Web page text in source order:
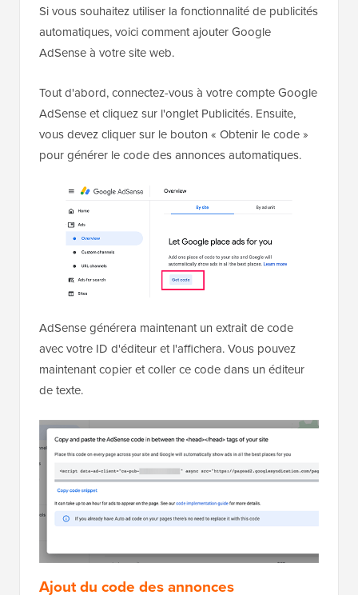
Si vous souhaitez utiliser la fonctionnalité de publicités
automatiques, voici comment ajouter Google
AdSense à votre site web.
Tout d'abord, connectez-vous à votre compte Google
AdSense et cliquez sur l'onglet Publicités. Ensuite,
vous devez cliquer sur le bouton « Obtenir le code »
pour générer le code des annonces automatiques.
AdSense générera maintenant un extrait de code
avec votre ID d'éditeur et l'affichera. Vous pouvez
maintenant copier et coller ce code dans un éditeur
de texte.
Ajout du code des annonces